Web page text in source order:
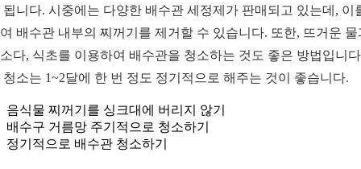
됩니다. 시중에는 다양한 배수관 세정제가 판매되고 있는데, 이
배수관 내부의 찌꺼기를 제거할 수 있습니다. 또한, 뜨거운 물
다, 식초를 이용하여 배수관을 청소하는 것도 좋은 방법입니
청소는 1~2달에 한 번 정도 정기적으로 해주는 것이 좋습니다.
음식물 찌꺼기를 싱크대에 버리지 않기
배수구 거름망 주기적으로 청소하기
정기적으로 배수관 청소하기